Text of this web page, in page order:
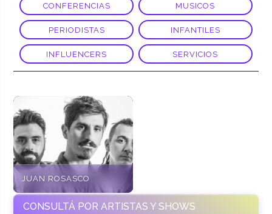
CONFERENCIAS MUSICOS
PERIODISTAS INFANTILES
INFLUENCERS SERVICIOS
JUAN ROSASCO
CONSULTÁ POR ARTISTAS Y SHOWS